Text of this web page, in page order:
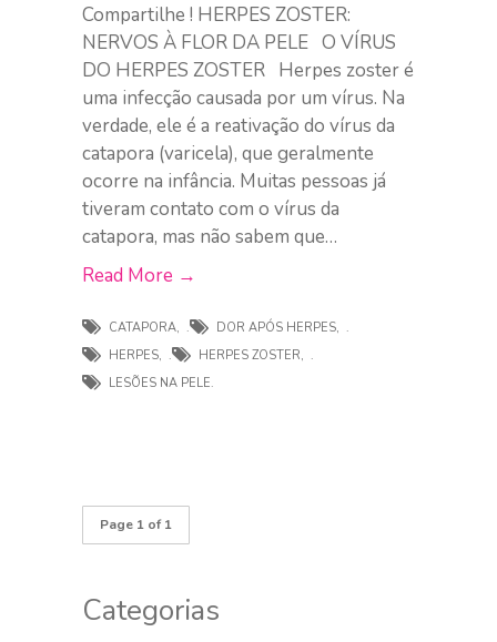
Compartilhe ! HERPES ZOSTER:
NERVOS À FLOR DA PELE O VÍRUS
DO HERPES ZOSTER Herpes zoster é
uma infecção causada por um vírus. Na
verdade, ele é a reativação do vírus da
catapora (varicela), que geralmente
ocorre na infância. Muitas pessoas já
tiveram contato com o vírus da
catapora, mas não sabem que…
Read More →
CATAPORA, DOR APÓS HERPES,
HERPES, HERPES ZOSTER,
LESÕES NA PELE.
Page 1 of 1
Categorias